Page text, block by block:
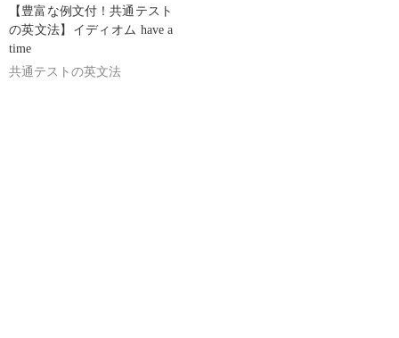
【豊富な例文付！共通テスト
の英文法】イディオム have a
time
共通テストの英文法